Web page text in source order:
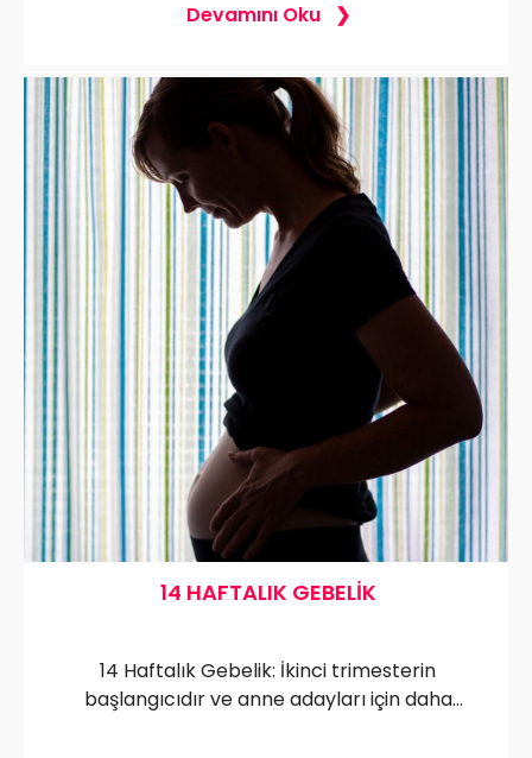
Devamını Oku
14 HAFTALIK GEBELIK
14 Haftalık Gebelik: İkinci trimesterin
başlangıcıdır ve anne adayları için daha